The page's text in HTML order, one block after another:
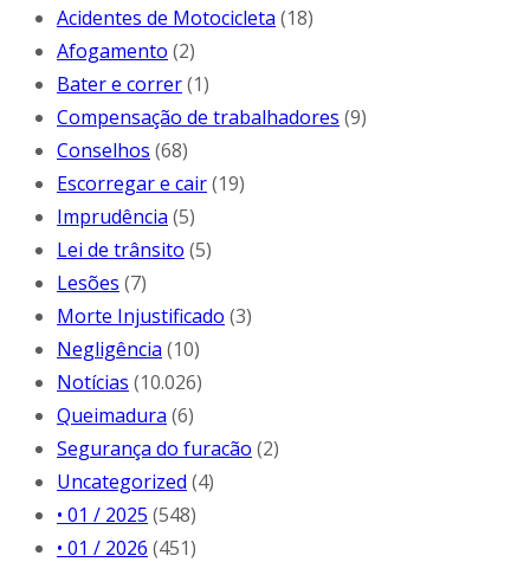
Acidentes de Motocicleta (18)
Afogamento (2)
Bater e correr(1)
Compensação de trabalhadores (9)
Conselhos (68)
Escorregar e cair(19)
Imprudência (5)
Lei de trânsito (5)
Lesões (7)
Morte Injustificado (3)
Negligência (10)
Notícias (10.026)
Queimadura (6)
Segurança do furacão (2)
Uncategorized (4)
• 01 / 2025 (548)
• 01 / 2026 (451)